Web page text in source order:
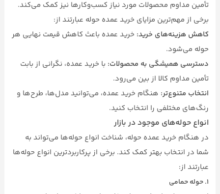
تأمین مداوم محصولات مورد نیاز کسب‌وکارها نیز کمک می‌کند.
برخی از مهم‌ترین مزایای خرید عمده حوله عبارتند از:
کاهش هزینه‌های خرید: خرید عمده باعث کاهش قیمت نهایی هر
حوله می‌شود.
دسترسی همیشگی به محصولات: با خرید عمده، نگرانی از بابت
تأمین مداوم کالا از بین می‌رود.
انتخاب متنوع‌تر: هنگام خرید عمده، می‌توانید مدل‌ها، طرح‌ها و
رنگ‌های مختلفی را انتخاب کنید.
انواع حوله‌های موجود در بازار
در هنگام خرید عمده حوله، شناخت انواع حوله‌ها می‌تواند به
شما در انتخاب بهتر کمک کند. برخی از پرکاربردترین انواع حوله‌ها
عبارتند از:
۱. حوله حمامی